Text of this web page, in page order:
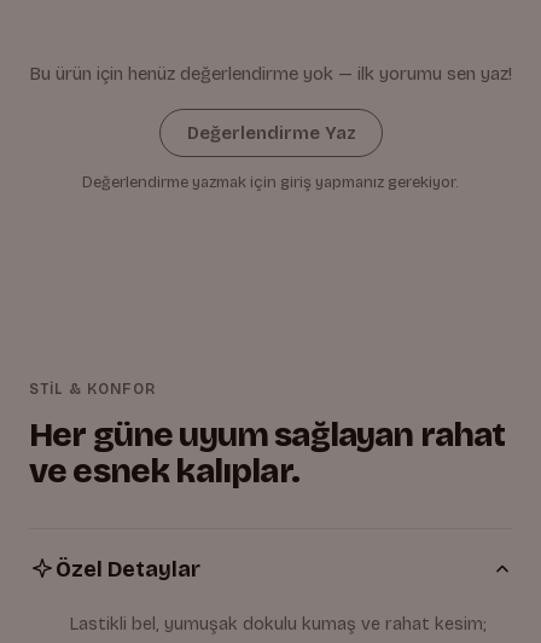
Bu ürün için henüz değerlendirme yok — ilk yorumu sen yaz!
Değerlendirme Yaz
Değerlendirme yazmak için giriş yapmanız gerekiyor.
STİL & KONFOR
Her güne uyum sağlayan rahat
ve esnek kalıplar.
Özel Detaylar
Lastikli bel, yumuşak dokulu kumaş ve rahat kesim;